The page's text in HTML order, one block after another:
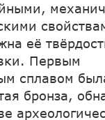
её
Первым
сплавом
бронза,